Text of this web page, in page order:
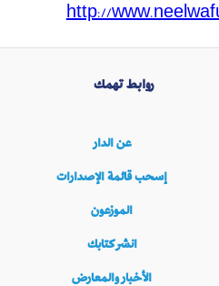
http://
روابط تهمك
عن الدار
إسحب قائمة الإصدارات
الموزعون
انشر كتابك
الأخبار والمعارض